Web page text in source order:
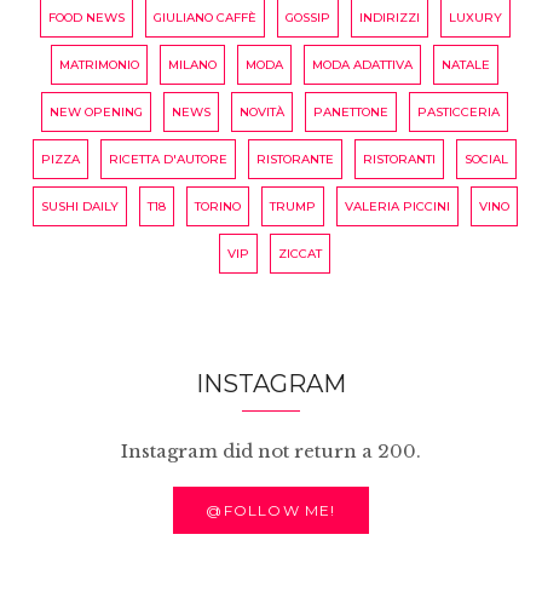
FOOD NEWS GIULIANO CAFFÈ GOSSIP INDIRIZZI LUXURY
MATRIMONIO MILANO MODA MODA ADATTIVA NATALE
NEW OPENING NEWS NOVITÀ PANETTONE PASTICCERIA
PIZZA RICETTA D'AUTORE RISTORANTE RISTORANTI SOCIAL
SUSHI DAILY T18 TORINO TRUMP VALERIA PICCINI VINO
VIP ZICCAT
INSTAGRAM
Instagram did not return a 200.
@FOLLOW ME!